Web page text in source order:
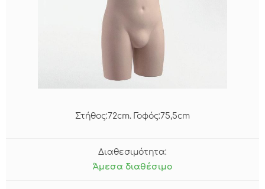
Στήθος:72cm. Γοφός:75,5cm
Διαθεσιμότητα:
Άμεσα διαθέσιμο